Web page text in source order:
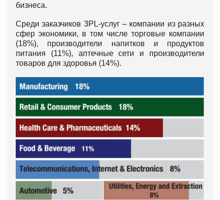
бизнеса.
Среди заказчиков 3PL-услуг – компании из разных
сфер экономики, в том числе торговые компании
(18%), производители напитков и продуктов
питания (11%), аптечные сети и производители
товаров для здоровья (14%).